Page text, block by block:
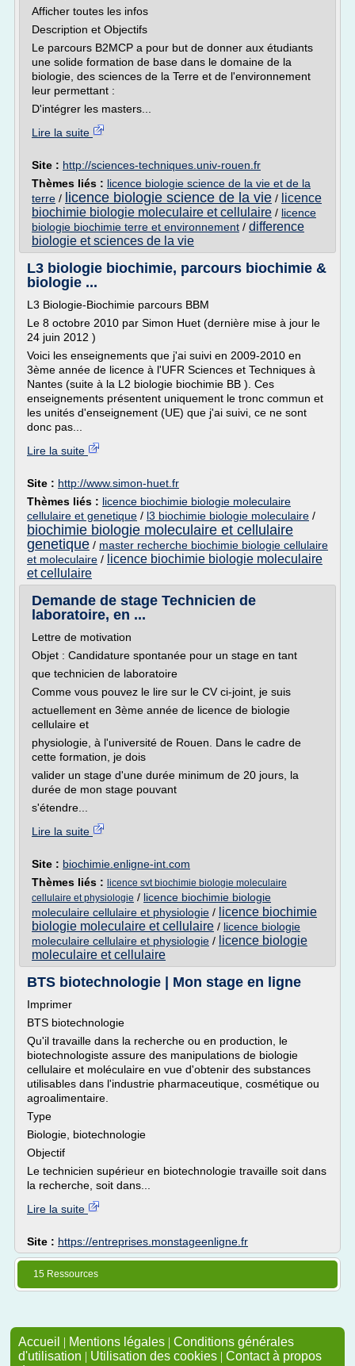
Afficher toutes les infos
Description et Objectifs
Le parcours B2MCP a pour but de donner aux étudiants
une solide formation de base dans le domaine de la
biologie, des sciences de la Terre et de l'environnement
leur permettant :
D'intégrer les masters...
Lire la suite
Site : http://sciences-techniques.univ-rouen.fr
Thèmes liés : licence biologie science de la vie et de la
terre / licence biologie science de la vie / licence
biochimie biologie moleculaire et cellulaire / licence
biologie biochimie terre et environnement / difference
biologie et sciences de la vie
L3 biologie biochimie, parcours biochimie &
biologie ...
L3 Biologie-Biochimie parcours BBM
Le 8 octobre 2010 par Simon Huet (dernière mise à jour le
24 juin 2012 )
Voici les enseignements que j'ai suivi en 2009-2010 en
3ème année de licence à l'UFR Sciences et Techniques à
Nantes (suite à la L2 biologie biochimie BB ). Ces
enseignements présentent uniquement le tronc commun et
les unités d'enseignement (UE) que j'ai suivi, ce ne sont
donc pas...
Lire la suite
Site : http://www.simon-huet.fr
Thèmes liés : licence biochimie biologie moleculaire
cellulaire et genetique / l3 biochimie biologie moleculaire /
biochimie biologie moleculaire et cellulaire
genetique / master recherche biochimie biologie cellulaire
et moleculaire / licence biochimie biologie moleculaire
et cellulaire
Demande de stage Technicien de
laboratoire, en ...
Lettre de motivation
Objet : Candidature spontanée pour un stage en tant
que technicien de laboratoire
Comme vous pouvez le lire sur le CV ci-joint, je suis
actuellement en 3ème année de licence de biologie
cellulaire et
physiologie, à l'université de Rouen. Dans le cadre de
cette formation, je dois
valider un stage d'une durée minimum de 20 jours, la
durée de mon stage pouvant
s'étendre...
Lire la suite
Site : biochimie.enligne-int.com
Thèmes liés : licence svt biochimie biologie moleculaire
cellulaire et physiologie / licence biochimie biologie
moleculaire cellulaire et physiologie / licence biochimie
biologie moleculaire et cellulaire / licence biologie
moleculaire cellulaire et physiologie / licence biologie
moleculaire et cellulaire
BTS biotechnologie | Mon stage en ligne
Imprimer
BTS biotechnologie
Qu'il travaille dans la recherche ou en production, le
biotechnologiste assure des manipulations de biologie
cellulaire et moléculaire en vue d'obtenir des substances
utilisables dans l'industrie pharmaceutique, cosmétique ou
agroalimentaire.
Type
Biologie, biotechnologie
Objectif
Le technicien supérieur en biotechnologie travaille soit dans
la recherche, soit dans...
Lire la suite
Site : https://entreprises.monstageenligne.fr
15 Ressources
Accueil | Mentions légales | Conditions générales
d'utilisation | Utilisation des cookies | Contact à propos